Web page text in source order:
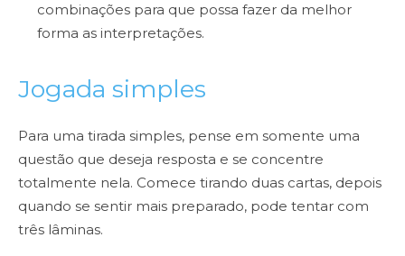
combinações para que possa fazer da melhor
forma as interpretações.
Jogada simples
Para uma tirada simples, pense em somente uma
questão que deseja resposta e se concentre
totalmente nela. Comece tirando duas cartas, depois
quando se sentir mais preparado, pode tentar com
três lâminas.